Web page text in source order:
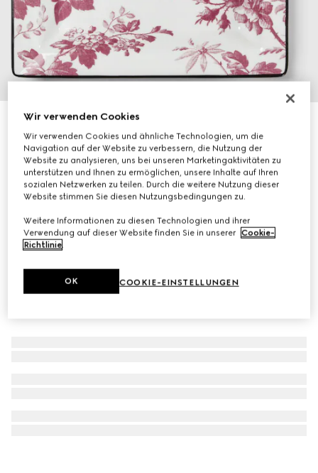
Große Ablage mit Herbarium-Print
CHF 300
Variantenkirschrot und weiß
Wir verwenden Cookies
Wir verwenden Cookies und ähnliche Technologien, um die
Navigation auf der Website zu verbessern, die Nutzung der
Website zu analysieren, uns bei unseren Marketingaktivitäten zu
unterstützen und Ihnen zu ermöglichen, unsere Inhalte auf Ihren
sozialen Netzwerken zu teilen. Durch die weitere Nutzung dieser
Website stimmen Sie diesen Nutzungsbedingungen zu.
Weitere Informationen zu diesen Technologien und ihrer
Verwendung auf dieser Website finden Sie in unserer Cookie-
Richtlinie.
COOKIE-EINSTELLUNGEN
OK